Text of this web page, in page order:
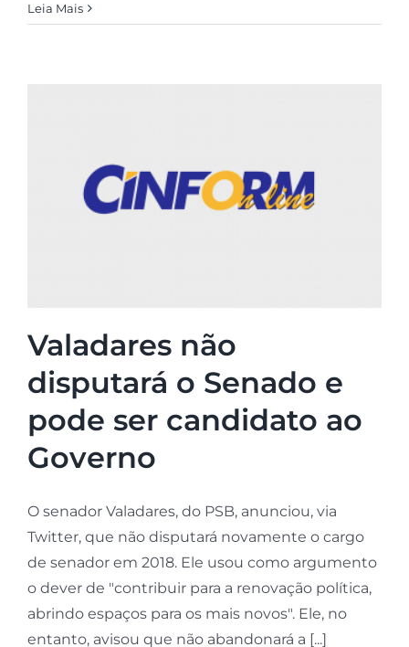
Leia Mais
Valadares não
disputará o Senado e
pode ser candidato ao
Governo
O senador Valadares, do PSB, anunciou, via
Twitter, que não disputará novamente o cargo
de senador em 2018. Ele usou como argumento
o dever de "contribuir para a renovação política,
abrindo espaços para os mais novos". Ele, no
entanto, avisou que não abandonará a [...]